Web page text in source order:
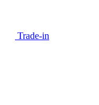
Trade-in